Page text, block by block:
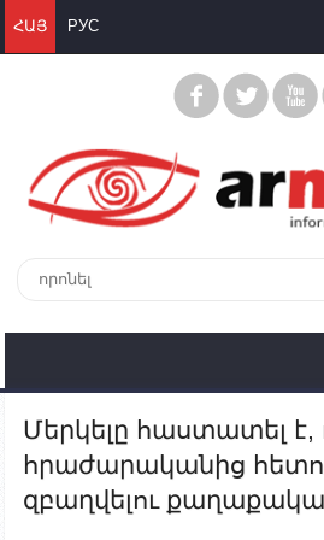
ՀԱՅ РУС
Մերկելը հաստատել է,
հրաժարականից հետո
զբաղվելու